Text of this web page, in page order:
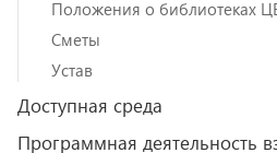
Положения о библиотеках
Сметы
Устав
Доступная среда
Программная деятельность